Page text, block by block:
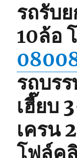
รถรับ
10ล้อ
รถบร
เฮี๊ยบ
เครน
โฟล์ค